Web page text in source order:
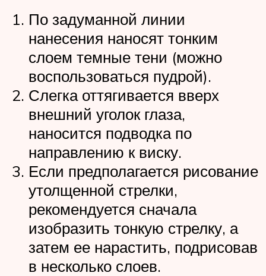
По задуманной линии
нанесения наносят тонким
слоем темные тени (можно
воспользоваться пудрой).
Слегка оттягивается вверх
внешний уголок глаза,
наносится подводка по
направлению к виску.
Если предполагается рисование
утолщенной стрелки,
рекомендуется сначала
изобразить тонкую стрелку, а
затем ее нарастить, подрисовав
в несколько слоев.